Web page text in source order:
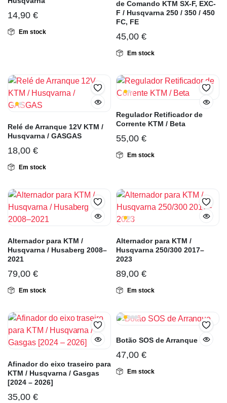
14,90 €
Em stock
de Comando KTM SX-F, EXC-
F / Husqvarna 250 / 350 / 450
FC, FE
45,00 €
Em stock
Relé de Arranque 12V KTM /
Husqvarna / GASGAS
18,00 €
Em stock
Regulador Retificador de
Corrente KTM / Beta
55,00 €
Em stock
Alternador para KTM /
Husqvarna / Husaberg 2008–
2021
79,00 €
Em stock
Alternador para KTM /
Husqvarna 250/300 2017–
2023
89,00 €
Em stock
Afinador do eixo traseiro para
KTM / Husqvarna / Gasgas
[2024 – 2026]
35,00 €
Botão SOS de Arranque
47,00 €
Em stock